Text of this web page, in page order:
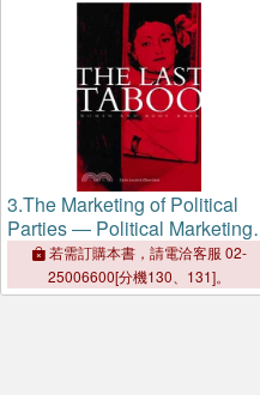
3.The Marketing of Political
Parties ― Political Marketing
at the 2005 British General
Election
若需訂購本書，請電洽客服 02-
25006600[分機130、131]。